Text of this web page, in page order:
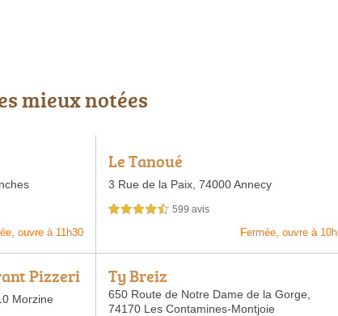
mieux notées
ouvre à 11h30
Le Tanoué
3 Rue de la Paix,74000 Annecy
4,5 étoiles sur 5 599 avis
Fermée, ouvre à 10h
Pizzeri
Morzine
Ty Breiz
650 Route de Notre Dame de la Gorge,
74170 Les Contamines-Montjoie